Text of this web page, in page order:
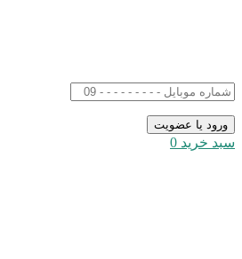
سبد خرید 0